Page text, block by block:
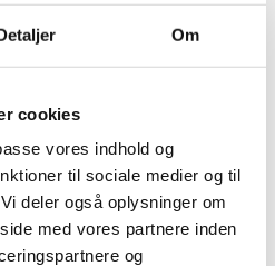
Om
cookies
vores indhold og
til sociale medier og til
deler også oplysninger om
med vores partnere inden
og
-regnskab for anvendte fødevarer i
samt svanemærket rengøring.
der berører hele
har derfor fremsat ambitiøse
facility management-leverandører
kontraktrelaterede kørsel til
bidrager til at flytte både
serviceområderne generelt hen imod en
afhjælper de politiske ambitioner om